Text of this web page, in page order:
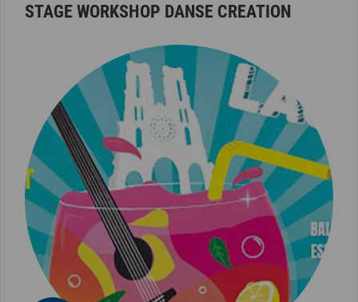
STAGE WORKSHOP DANSE CREATION